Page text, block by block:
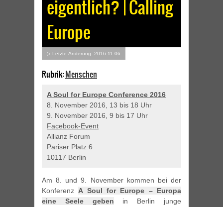
eigentlich? | Calling
Europe
▷ Letzte Änderung: 2016-11-06
Rubrik:Menschen
A Soul for Europe Conference 2016
8. November 2016, 13 bis 18 Uhr
9. November 2016, 9 bis 17 Uhr
Facebook-Event
Allianz Forum
Pariser Platz 6
10117 Berlin
Am 8. und 9. November kommen bei der
KonferenzA Soul for Europe – Europa
eine Seele geben in Berlin junge